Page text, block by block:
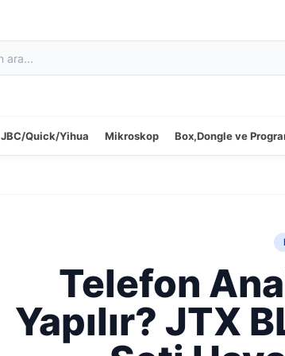
JBC/Quick/Yihua Mikroskop Box,Dongle ve
Telefon
Yapılır? JTX